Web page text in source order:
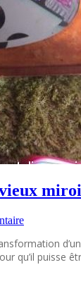
qu’il